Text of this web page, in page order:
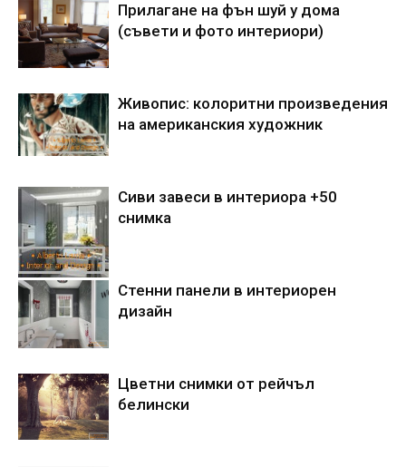
Прилагане на фън шуй у дома
(съвети и фото интериори)
Живопис: колоритни произведения
на американския художник
Сиви завеси в интериора +50
снимка
Стенни панели в интериорен
дизайн
Цветни снимки от рейчъл
белински